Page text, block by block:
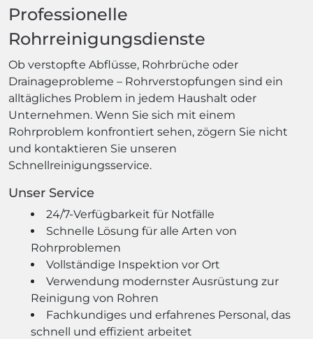
Professionelle
Rohrreinigungsdienste
Ob verstopfte Abflüsse, Rohrbrüche oder
Drainageprobleme – Rohrverstopfungen sind ein
alltägliches Problem in jedem Haushalt oder
Unternehmen. Wenn Sie sich mit einem
Rohrproblem konfrontiert sehen, zögern Sie nicht
und kontaktieren Sie unseren
Schnellreinigungsservice.
Unser Service
24/7-Verfügbarkeit für Notfälle
Schnelle Lösung für alle Arten von
Rohrproblemen
Vollständige Inspektion vor Ort
Verwendung modernster Ausrüstung zur
Reinigung von Rohren
Fachkundiges und erfahrenes Personal, das
schnell und effizient arbeitet